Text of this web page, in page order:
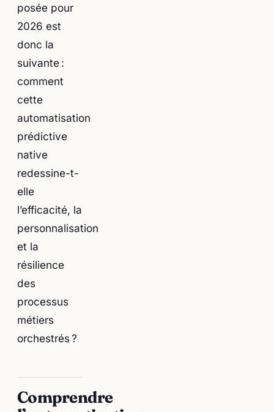
posée pour
2026 est
donc la
suivante :
comment
cette
automatisation
prédictive
native
redessine-t-
elle
l’efficacité, la
personnalisation
et la
résilience
des
processus
métiers
orchestrés ?
Comprendre